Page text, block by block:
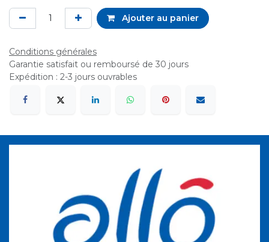
Ajouter au panier
Conditions générales
Garantie satisfait ou remboursé de 30 jours
Expédition : 2-3 jours ouvrables